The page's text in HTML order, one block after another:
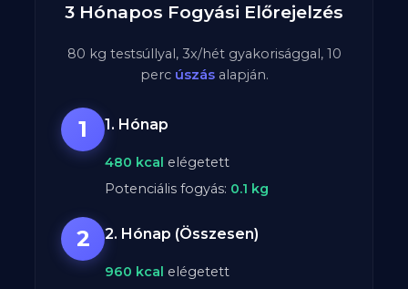
3 Hónapos Fogyási Előrejelzés
80 kg testsúllyal, 3x/hét gyakorisággal, 10
perc úszásalapján.
1 1. Hónap
480 kcal elégetett
Potenciális fogyás: 0.1 kg
2 2. Hónap (Összesen)
960 kcal elégetett